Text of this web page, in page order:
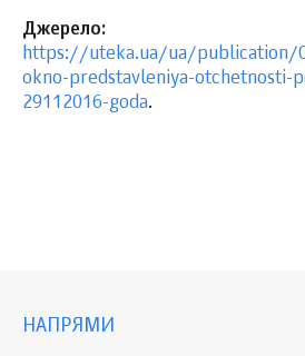
Джерело:
https://uteka.ua/ua/publication/
okno-predstavleniya-otchetnosti-
29112016-goda.
НАПРЯМИ